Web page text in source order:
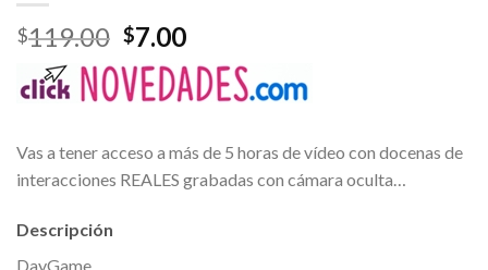
$119.00 $7.00
Vas a tener acceso a más de 5 horas de vídeo con docenas de
interacciones REALES grabadas con cámara oculta…
Descripción
DayGame